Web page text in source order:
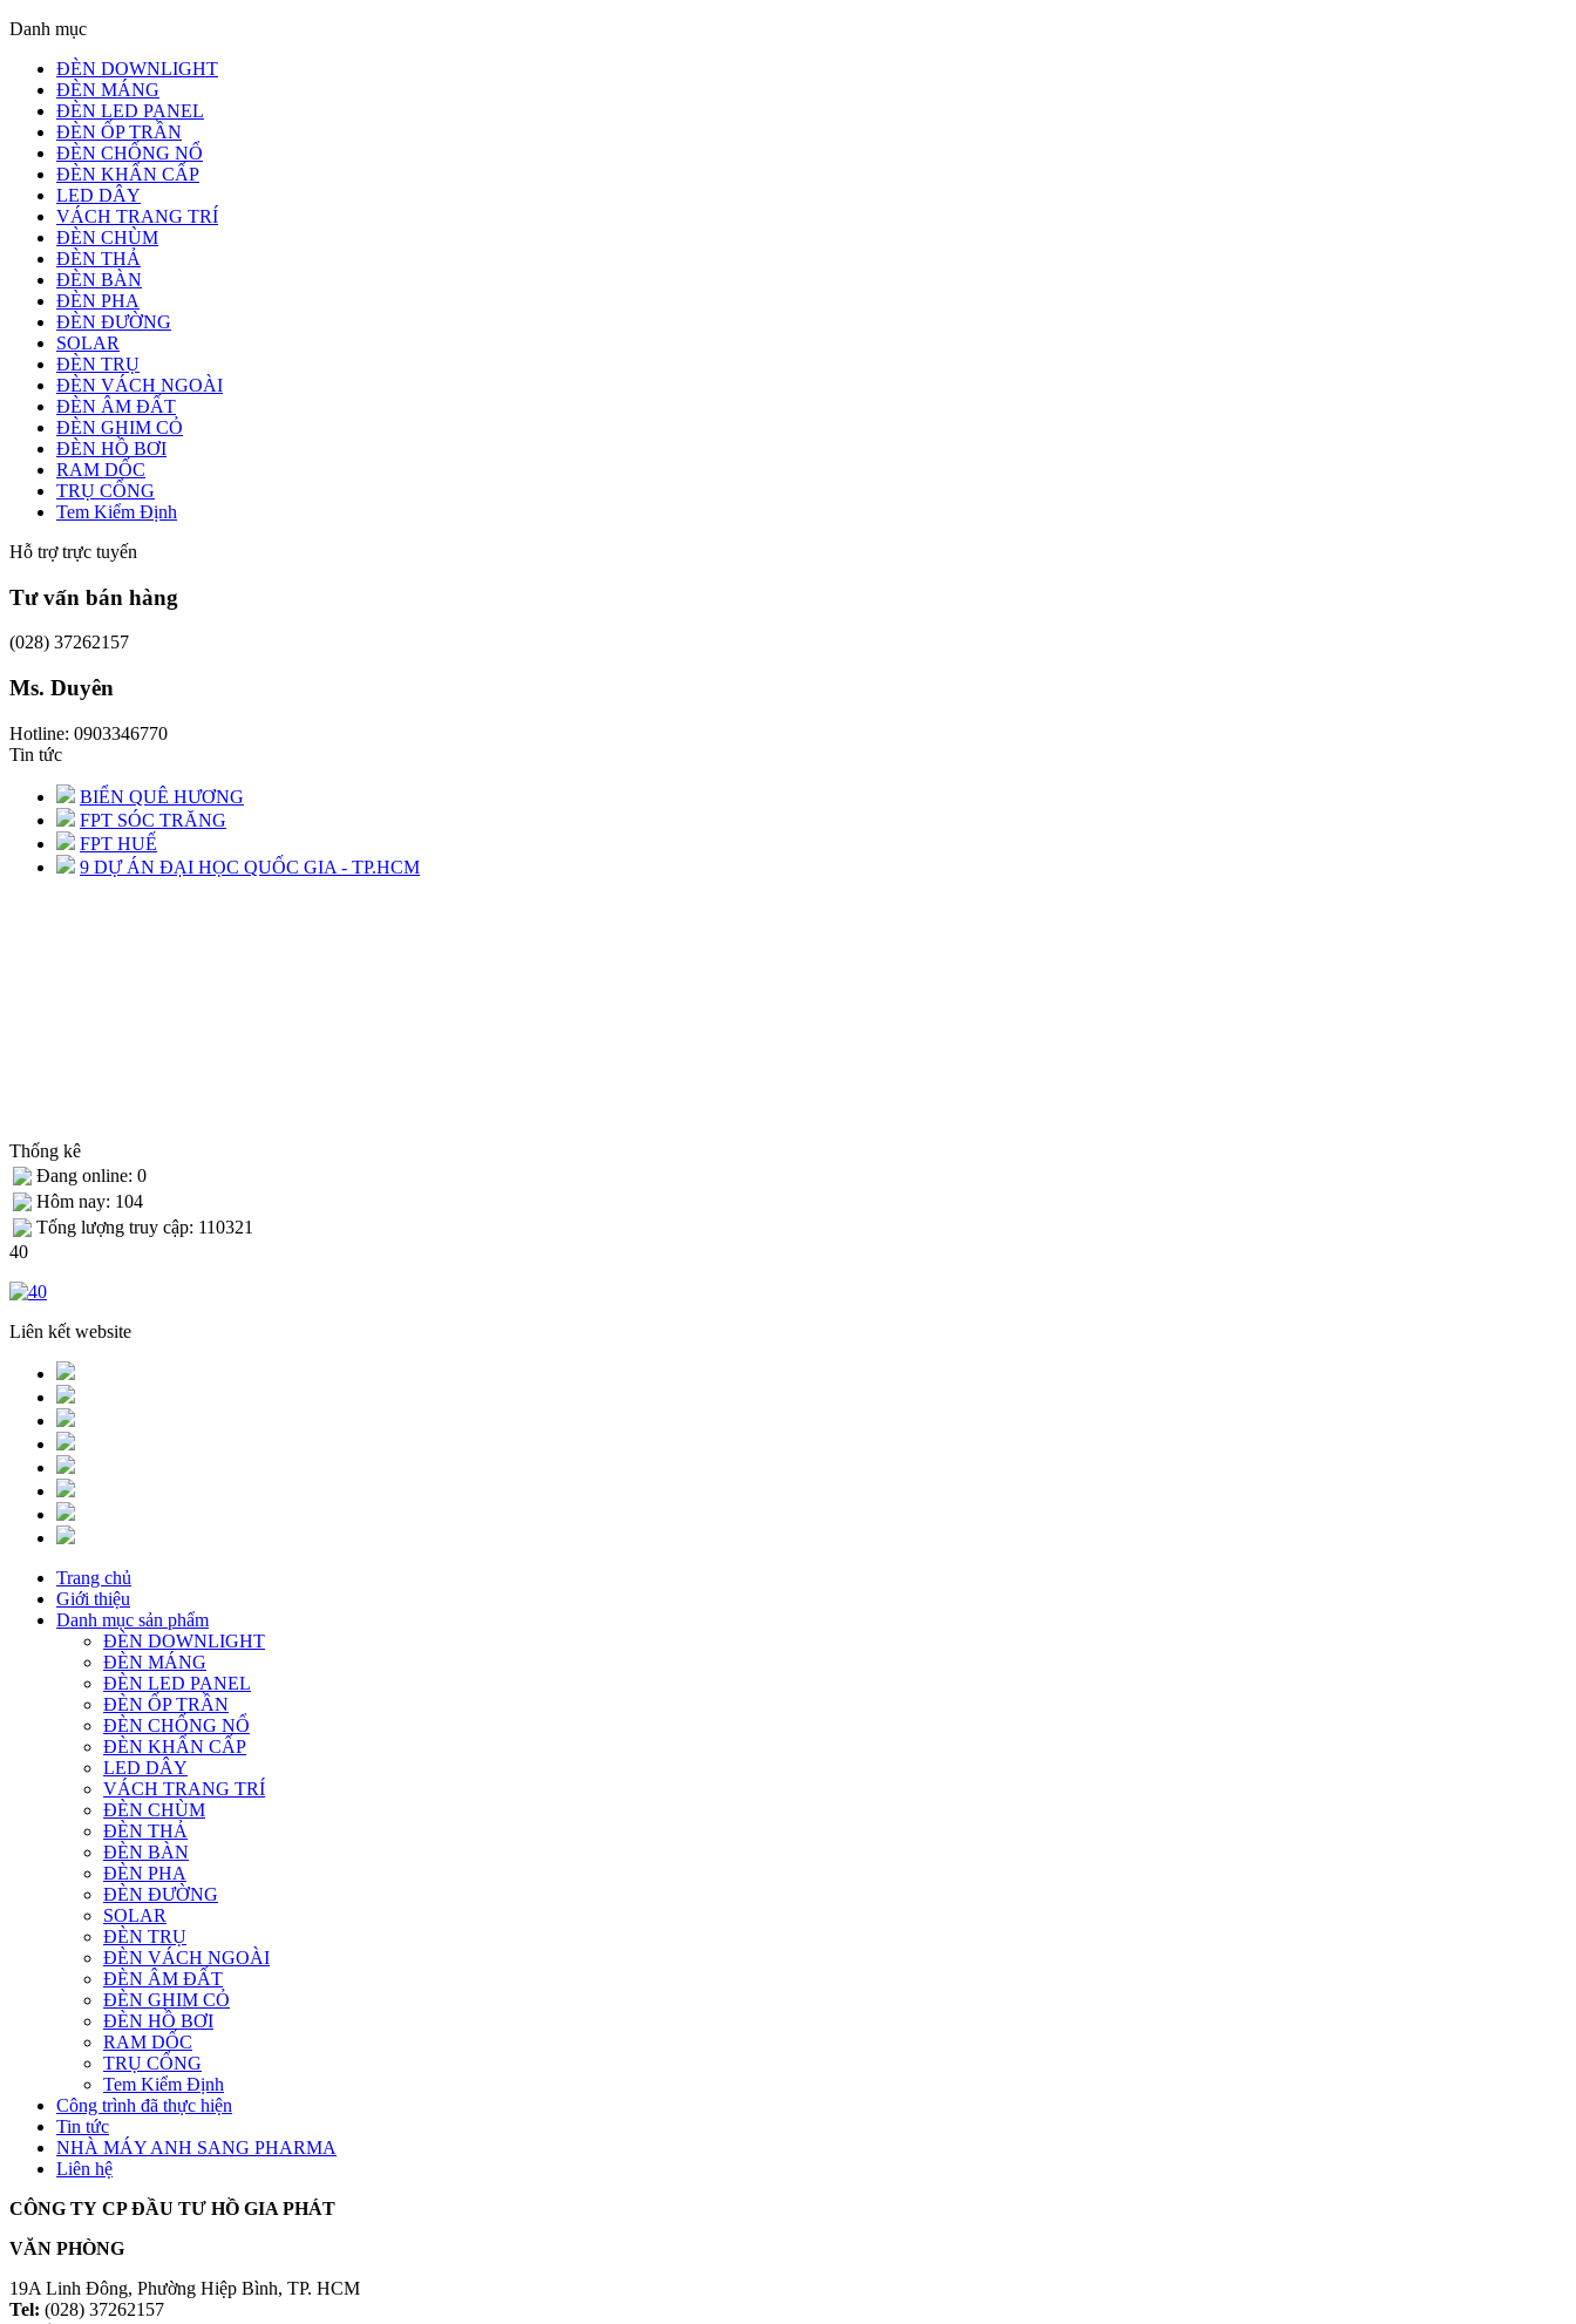
Danh mục
ĐÈN DOWNLIGHT
ĐÈN MÁNG
ĐÈN LED PANEL
ĐÈN ỐP TRẦN
ĐÈN CHỐNG NỔ
ĐÈN KHẨN CẤP
LED DÂY
VÁCH TRANG TRÍ
ĐÈN CHÙM
ĐÈN THẢ
ĐÈN BÀN
ĐÈN PHA
ĐÈN ĐƯỜNG
SOLAR
ĐÈN TRỤ
ĐÈN VÁCH NGOÀI
ĐÈN ÂM ĐẤT
ĐÈN GHIM CỎ
ĐÈN HỒ BƠI
RAM DỐC
TRỤ CỔNG
Tem Kiểm Định
Hỗ trợ trực tuyến
Tư vấn bán hàng
(028) 37262157
Ms. Duyên
Hotline: 0903346770
Tin tức
BIỂN QUÊ HƯƠNG
FPT SÓC TRĂNG
FPT HUẾ
9 DỰ ÁN ĐẠI HỌC QUỐC GIA - TP.HCM
Thống kê
Đang online: 0
Hôm nay: 104
Tống lượng truy cập: 110321
40
Liên kết website
Trang chủ
Giới thiệu
Danh mục sản phẩm
ĐÈN DOWNLIGHT
ĐÈN MÁNG
ĐÈN LED PANEL
ĐÈN ỐP TRẦN
ĐÈN CHỐNG NỔ
ĐÈN KHẨN CẤP
LED DÂY
VÁCH TRANG TRÍ
ĐÈN CHÙM
ĐÈN THẢ
ĐÈN BÀN
ĐÈN PHA
ĐÈN ĐƯỜNG
SOLAR
ĐÈN TRỤ
ĐÈN VÁCH NGOÀI
ĐÈN ÂM ĐẤT
ĐÈN GHIM CỎ
ĐÈN HỒ BƠI
RAM DỐC
TRỤ CỔNG
Tem Kiểm Định
Công trình đã thực hiện
Tin tức
NHÀ MÁY ANH SANG PHARMA
Liên hệ
CÔNG TY CP ĐẦU TƯ HỒ GIA PHÁT
VĂN PHÒNG
19A Linh Đông, Phường Hiệp Bình, TP. HCM
Tel: (028) 37262157